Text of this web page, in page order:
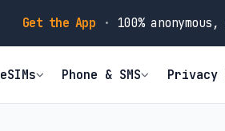
Get the App · 100%
eSIMs Phone & SMS Privacy